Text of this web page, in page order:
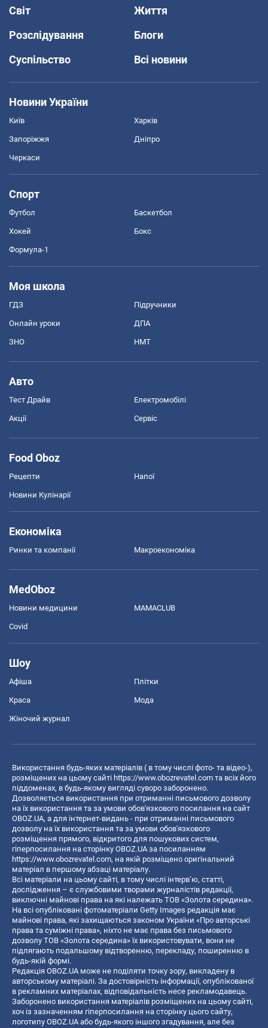
Світ
Життя
Розслідування
Блоги
Суспільство
Всі новини
Новини України
Київ Харків
Запоріжжя Дніпро
Черкаси
Спорт
Футбол Баскетбол
Хокей Бокс
Формула-1
Моя школа
ГДЗ Підручники
Онлайн уроки ДПА
ЗНО НМТ
Авто
Тест Драйв Електромобілі
Акції Сервіс
Food Oboz
Рецепти Напої
Новини Кулінарії
Економіка
Ринки та компанії Макроекономіка
MedOboz
Новини медицини MAMACLUB
Covid
Шоу
Афіша Плітки
Краса Мода
Жіночий журнал
Використання будь-яких матеріалів ( в тому числі фото- та відео-),
розміщених на цьому сайті https://www.obozrevatel.com та всіх його
піддоменах, в будь-якому вигляді суворо заборонено.
Дозволяється використання при отриманні письмового дозволу
на їх використання та за умови обов'язкового посилання на сайт
OBOZ.UA, а для інтернет-видань - при отриманні письмового
дозволу на їх використання та за умови обов'язкового
розміщення прямого, відкритого для пошукових систем,
гіперпосилання на сторінку OBOZ.UA за посиланням
https://www.obozrevatel.com, на якій розміщено оригінальний
матеріал в першому абзаці матеріалу.
Всі матеріали на цьому сайті, в тому числі інтерв’ю, статті,
дослідження – є службовими творами журналістів редакції,
виключні майнові права на які належать ТОВ «Золота середина».
На всі опубліковані фотоматеріали Getty Images редакція має
майнові права, які захищаються законом України «Про авторські
права та суміжні права», ніхто не має права без письмового
дозволу ТОВ «Золота середина» їх використовувати, вони не
підлягають подальшому відтворенню, перекладу, поширенню в
будь-якій формі.
Редакція OBOZ.UA може не поділяти точку зору, викладену в
авторському матеріалі. За достовірність інформації, опублікованої
в рекламних матеріалах, відповідальність несе рекламодавець.
Заборонено використання матеріалів розміщених на цьому сайті,
хоч із зазначенням гіперпосилання на сторінку цього сайту,
логотипу OBOZ.UA або будь-якого іншого згадування, але без